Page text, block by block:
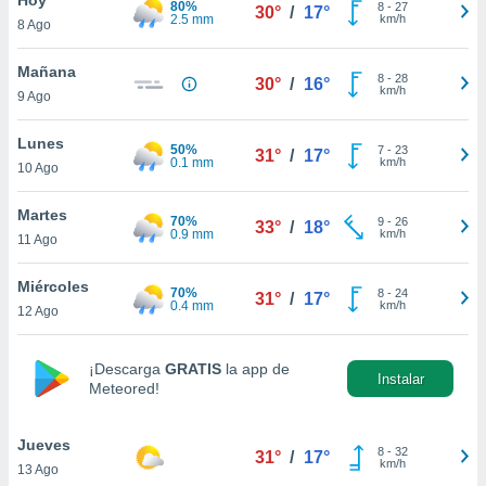
y
en
más
de
cookies
aceptar
8 Ago
80%
2.5 mm
30° / 17° 8- 27
km/h
Mañana
9 Ago
30° / 16° 8- 28
km/h
Lunes
10 Ago
50%
0.1 mm
31° / 17° 7- 23
km/h
Martes
11 Ago
70%
0.9 mm
33° / 18° 9- 26
km/h
Miércoles
12 Ago
70%
0.4 mm
31° / 17° 8- 24
km/h
¡Descarga GRATIS la app de
Meteored!
Instalar
Jueves
13 Ago
31° / 17° 8- 32
km/h